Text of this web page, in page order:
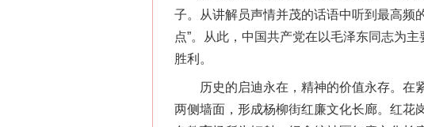
子。从讲解员声情并茂的话语中听到最高频
点”。从此，中国共产党在以毛泽东同志为
胜利。
历史的启迪永在，精神的价值永存。在紧
两侧墙面，形成杨柳街红廉文化长廊。红花